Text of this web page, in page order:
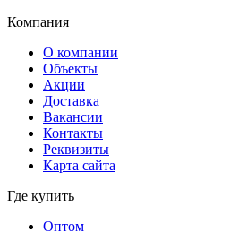
Компания
О компании
Объекты
Акции
Доставка
Вакансии
Контакты
Реквизиты
Карта сайта
Где купить
Оптом